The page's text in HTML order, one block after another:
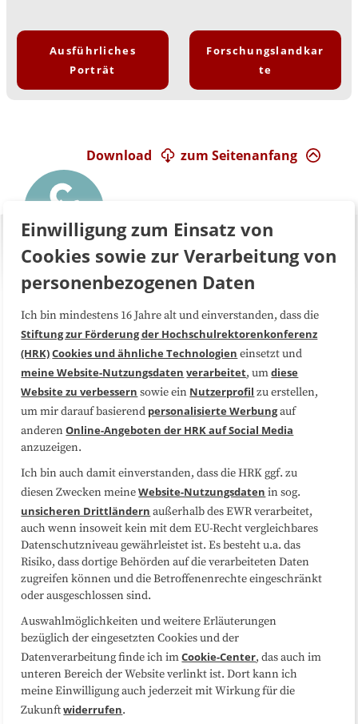
Ausführliches
Porträt
Forschungslandkar
te
zum Seitenanfang
Download
Über uns FAQ
Medienarbeit Kooperationen
Datenschutzerklärung Impressum
Sitemap
Folgen Sie uns
Einwilligung zum Einsatz von
Cookies sowie zur Verarbeitung von
personenbezogenen Daten
Ich bin mindestens 16 Jahre alt und einverstanden, dass die
Stiftung zur Förderung der Hochschulrektorenkonferenz
(HRK)Cookies und ähnliche Technologien einsetzt und
meine Website-Nutzungsdaten verarbeitet, umdiese
Website zu verbessern sowie ein Nutzerprofil zu erstellen,
um mir darauf basierend personalisierte Werbungauf
anderenOnline-Angeboten der HRK auf Social Media
anzuzeigen.
Ich bin auch damit einverstanden, dass die HRK ggf. zu
diesen Zwecken meineWebsite-Nutzungsdaten in sog.
unsicheren Drittländern außerhalb des EWR verarbeitet,
auch wenn insoweit kein mit dem EU-Recht vergleichbares
Datenschutzniveau gewährleistet ist. Es besteht u.a. das
Risiko, dass dortige Behörden auf die verarbeiteten Daten
zugreifen können und die Betroffenenrechte eingeschränkt
oder ausgeschlossen sind.
Auswahlmöglichkeiten und weitere Erläuterungen
bezüglich der eingesetzten Cookies und der
Datenverarbeitung finde ich imCookie-Center, das auch im
unteren Bereich der Website verlinkt ist. Dort kann ich
meine Einwilligung auch jederzeit mit Wirkung für die
Zukunftwiderrufen.